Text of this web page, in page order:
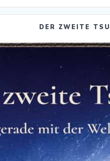
DER ZWEITE